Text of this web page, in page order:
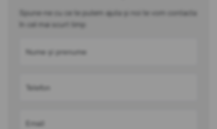
Spune-ne cu ce te putem ajuta și noi te vom contacta
în cel mai scurt timp
Nume și prenume
Telefon
Email